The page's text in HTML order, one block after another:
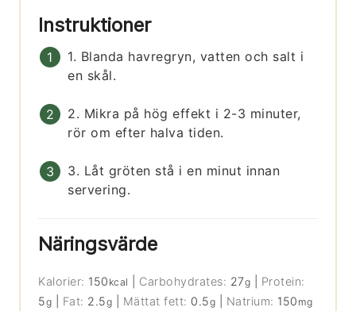
Instruktioner
1. Blanda havregryn, vatten och salt i
en skål.
2. Mikra på hög effekt i 2-3 minuter,
rör om efter halva tiden.
3. Låt gröten stå i en minut innan
servering.
Näringsvärde
Kalorier: 150 kcal Carbohydrates: 27g
Protein:
5g Fat: 2.5g Mättat fett: 0.5g Natrium: 150 mg